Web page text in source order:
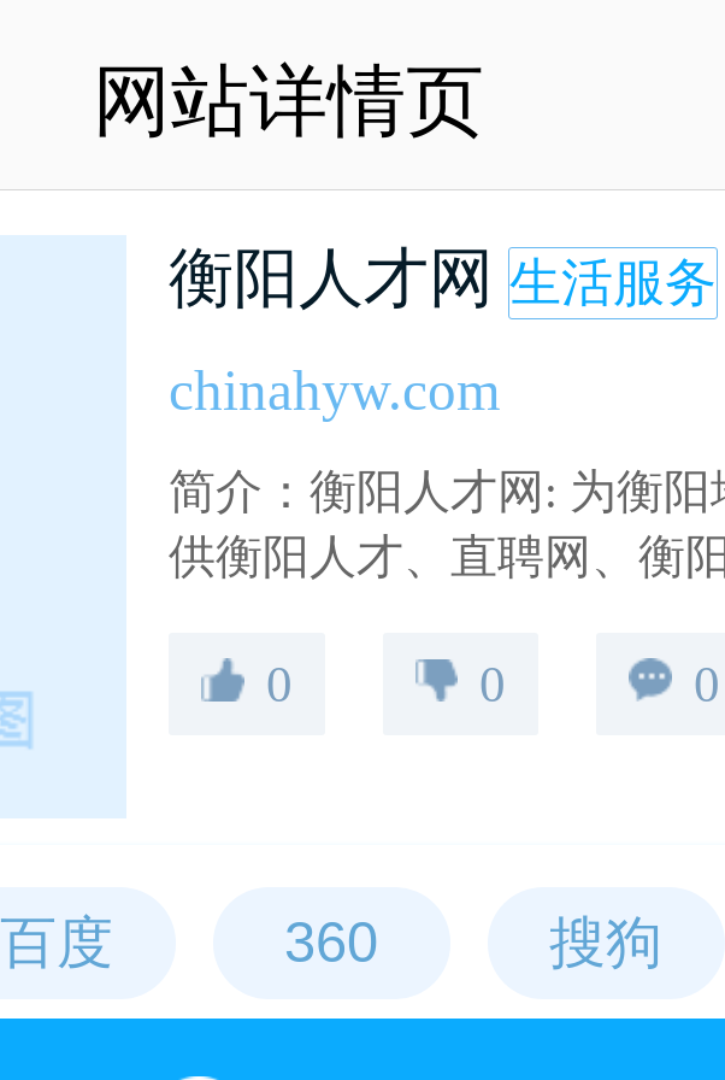
网站详情页
衡阳人才网 生活服务
chinahyw.com
简介：衡阳人才网: 为衡
供衡阳人才、直聘网、衡
同时衡阳人才网帮助衡阳
0 0 0
百度 360 搜狗